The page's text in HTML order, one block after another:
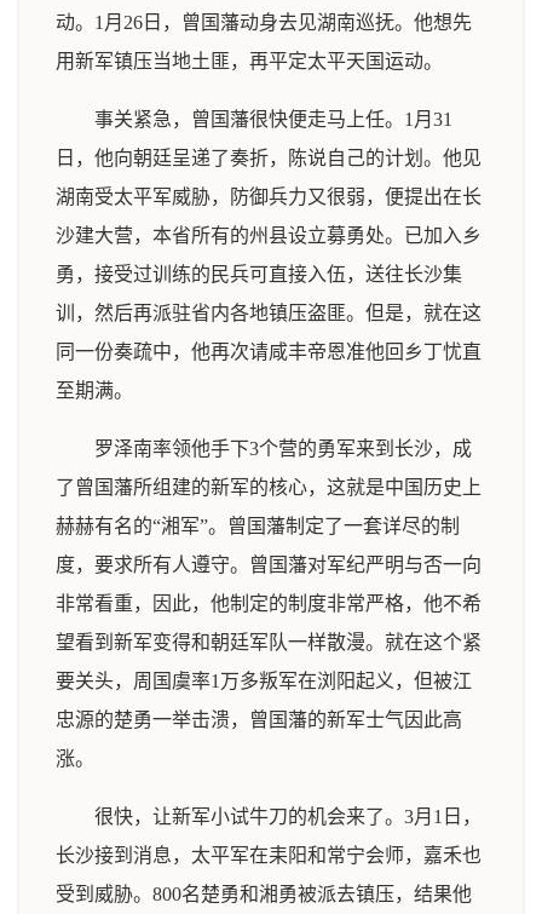
动。1月26日，曾国藩动身去见湖南巡抚。他想先
用新军镇压当地土匪，再平定太平天国运动。
事关紧急，曾国藩很快便走马上任。1月31
日，他向朝廷呈递了奏折，陈说自己的计划。他见
湖南受太平军威胁，防御兵力又很弱，便提出在长
沙建大营，本省所有的州县设立募勇处。已加入乡
勇，接受过训练的民兵可直接入伍，送往长沙集
训，然后再派驻省内各地镇压盗匪。但是，就在这
同一份奏疏中，他再次请咸丰帝恩准他回乡丁忧直
至期满。
罗泽南率领他手下3个营的勇军来到长沙，成
了曾国藩所组建的新军的核心，这就是中国历史上
赫赫有名的“湘军”。曾国藩制定了一套详尽的制
度，要求所有人遵守。曾国藩对军纪严明与否一向
非常看重，因此，他制定的制度非常严格，他不希
望看到新军变得和朝廷军队一样散漫。就在这个紧
要关头，周国虞率1万多叛军在浏阳起义，但被江
忠源的楚勇一举击溃，曾国藩的新军士气因此高
涨。
很快，让新军小试牛刀的机会来了。3月1日，
长沙接到消息，太平军在耒阳和常宁会师，嘉禾也
受到威胁。800名楚勇和湘勇被派去镇压，结果他